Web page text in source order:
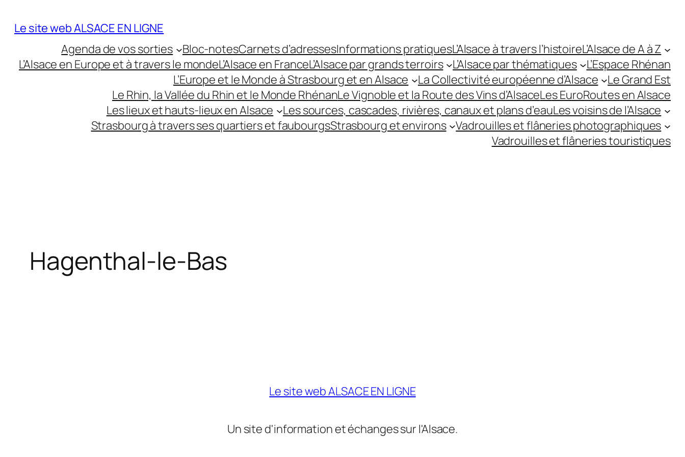
auLe site web ALSACE EN LIGNE
Agenda de vos sorties
Bloc-notesCarnets d’adressesInformations pratiquesL’Alsace à travers l’histoireL’Alsace de A à Z
L’Alsace en Europe et à travers le mondeL’Alsace en FranceL’Alsace par grands terroirs L’Alsace par thématiques
L’Espace Rhénan
L’Europe et le Monde à Strasbourg et en Alsace
La Collectivité européenne d’Alsace
Le Grand Est
Le Rhin, la Vallée du Rhin et le Monde RhénanLe Vignoble et la Route des Vins d’AlsaceLes EuroRoutes en Alsace
Les lieux et hauts-lieux en Alsace
Les sources, cascades, rivières, canaux et plans d’eauLes voisins de l’Alsace
Strasbourg à travers ses quartiers et faubourgsStrasbourg et environs
Vadrouilles et flâneries photographiques
Vadrouilles et flâneries touristiques
Hagenthal-le-Bas
Le site web ALSACE EN LIGNE
Un site d'information et échanges sur l'Alsace.